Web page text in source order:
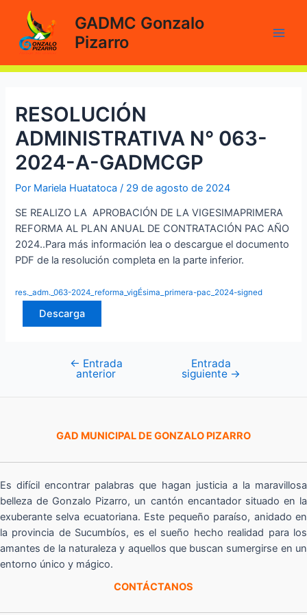
contenido
GADMC Gonzalo
Pizarro
RESOLUCIÓN
ADMINISTRATIVA N° 063-
2024-A-GADMCGP
Por Mariela Huatatoca/ 29 de agosto de 2024
SE REALIZO LA APROBACIÓN DE LA VIGESIMAPRIMERA
REFORMA AL PLAN ANUAL DE CONTRATACIÓN PAC AÑO
2024..Para más información lea o descargue el documento
PDF de la resolución completa en la parte inferior.
res._adm._063-2024_reforma_vigÉsima_primera-pac_2024-signed
Descarga
Navegación
← Entrada
anterior
Entrada
siguiente →
GAD MUNICIPAL DE GONZALO PIZARRO
Es difícil encontrar palabras que hagan justicia a la maravillosa
belleza de Gonzalo Pizarro, un cantón encantador situado en la
exuberante selva ecuatoriana. Este pequeño paraíso, anidado en
la provincia de Sucumbíos, es el sueño hecho realidad para los
amantes de la naturaleza y aquellos que buscan sumergirse en un
entorno único y mágico.
CONTÁCTANOS